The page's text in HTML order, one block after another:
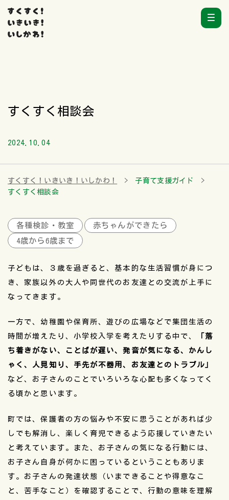
すくすく相談会
2024.10.04
すくすく！いきいき！いしかわ！
子育て支援ガイド
すくすく相談会
各種検診・教室
赤ちゃんができたら
4歳から6歳まで
子どもは、３歳を過ぎると、基本的な生活習慣が身につ
き、家族以外の大人や同世代のお友達との交流が上手に
なってきます。
一方で、幼稚園や保育所、遊びの広場などで集団生活の
時間が増えたり、小学校入学を考えたりする中で、
「落
ち着きがない、ことばが遅い、発音が気になる、かんし
ゃく、人見知り、手先が不器用、お友達とのトラブル」
など、お子さんのことでいろいろな心配も多くなってく
る頃かと思います。
町では、保護者の方の悩みや不安に思うことがあれば少
しでも解消し、楽しく育児できるよう応援していきたい
と考えています。また、お子さんの気になる行動には、
お子さん自身が何かに困っているということもありま
す。お子さんの発達状態（いまできることや得意なこ
と、苦手なこと）を確認することで、行動の意味を理解